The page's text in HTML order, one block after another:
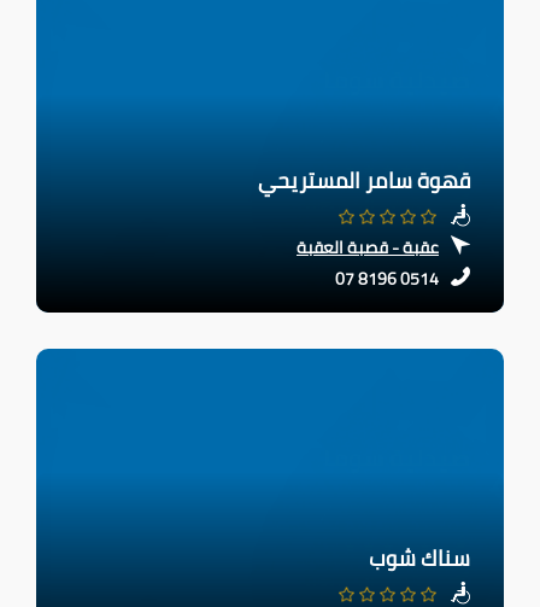
قهوة سامر المستريحي
عقبة - قصبة العقبة
07 8196 0514
سناك شوب